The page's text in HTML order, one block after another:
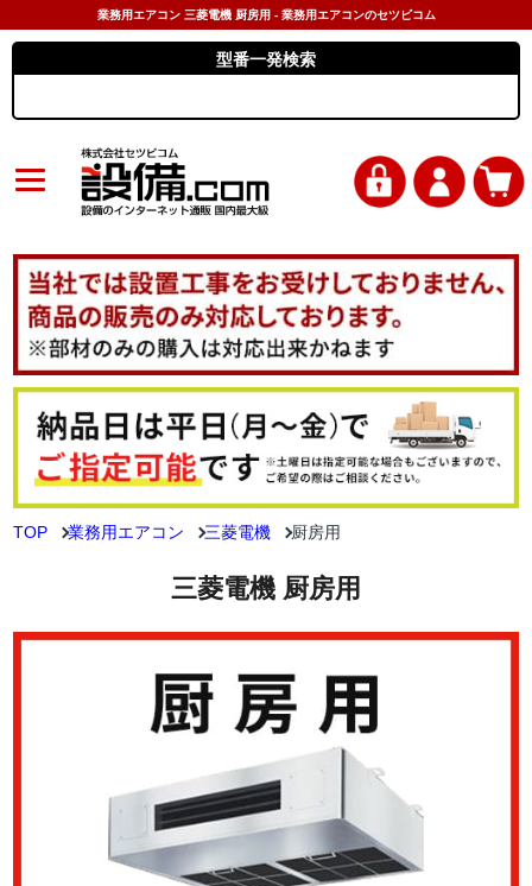
業務用エアコン 三菱電機 厨房用 - 業務用エアコンのセツビコム
型番一発検索
TOP 業務用エアコン 三菱電機 厨房用
三菱電機 厨房用